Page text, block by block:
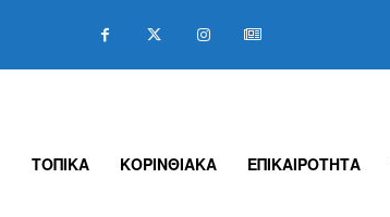
ΤΟΠΙΚΑ ΚΟΡΙΝΘΙΑΚΑ ΕΠΙΚΑΙΡΟΤΗΤΑ